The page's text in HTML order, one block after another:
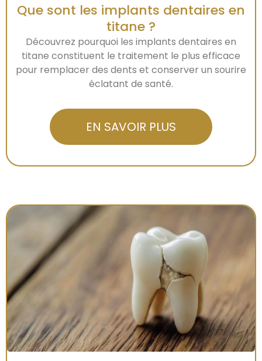
Que sont les implants dentaires en
titane ?
Découvrez pourquoi les implants dentaires en
titane constituent le traitement le plus efficace
pour remplacer des dents et conserver un sourire
éclatant de santé.
EN SAVOIR PLUS